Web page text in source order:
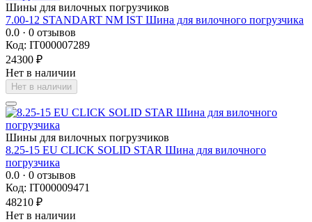
Шины для вилочных погрузчиков
7.00-12 STANDART NM IST Шина для вилочного погрузчика
0.0 · 0 отзывов
Код: IT000007289
24300 ₽
Нет в наличии
Нет в наличии
Шины для вилочных погрузчиков
8.25-15 EU CLICK SOLID STAR Шина для вилочного
погрузчика
0.0 · 0 отзывов
Код: IT000009471
48210 ₽
Нет в наличии